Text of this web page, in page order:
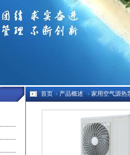
首页 产品概述 家用空气源热